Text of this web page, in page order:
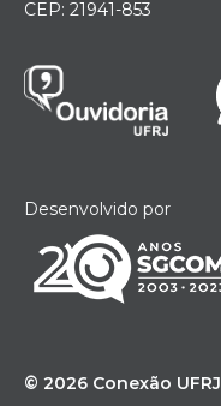
CEP: 21941-853
Desenvolvido por
© 2026 Conexão UFRJ